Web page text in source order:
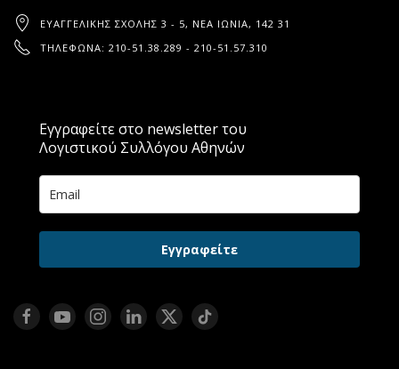
ΕΥΑΓΓΕΛΙΚΉΣ ΣΧΟΛΉΣ 3 - 5, ΝΈΑ ΙΩΝΊΑ, 142 31
ΤΗΛΈΦΩΝΑ: 210-51.38.289 - 210-51.57.310
Εγγραφείτε στο newsletter του
Λογιστικού Συλλόγου Αθηνών
Εγγραφείτε